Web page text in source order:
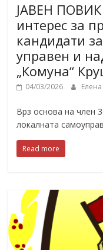
ЈАВЕН ПОВИК
интерес за
кандидати
управен и
„Комуна“
04/03/2026
Врз основа на член
локалната
Read more